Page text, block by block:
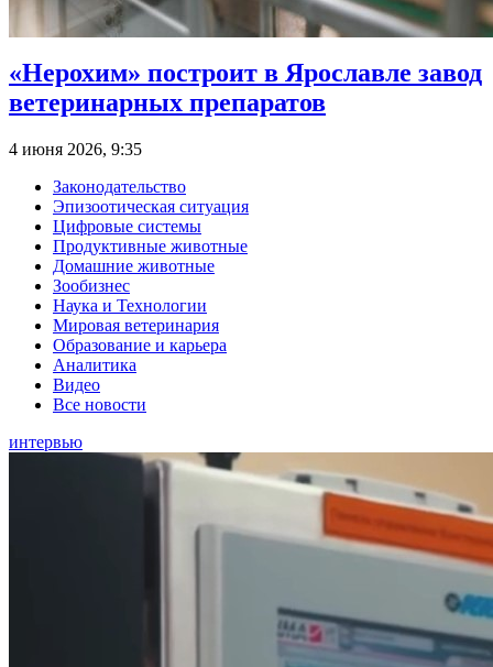
«Нерохим» построит в Ярославле завод
ветеринарных препаратов
4 июня 2026, 9:35
Законодательство
Эпизоотическая ситуация
Цифровые системы
Продуктивные животные
Домашние животные
Зообизнес
Наука и Технологии
Мировая ветеринария
Образование и карьера
Аналитика
Видео
Все новости
интервью